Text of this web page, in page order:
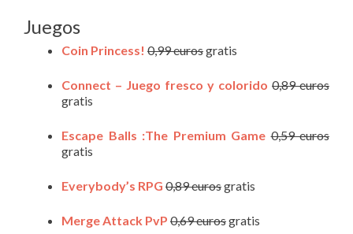
Juegos
Coin Princess! 0,99 eurosgratis
Connect – Juego fresco y colorido 0,89 euros
gratis
Escape Balls :The Premium Game 0,59 euros
gratis
Everybody’s RPG 0,89 eurosgratis
Merge Attack PvP 0,69 eurosgratis